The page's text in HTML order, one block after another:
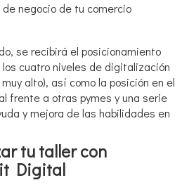
de negocio de tu comercio
se recibirá el posicionamiento
cuatro niveles de digitalización
alto), así como la posición en el
frente a otras pymes y una serie
y mejora de las habilidades en
tu taller con
Digital